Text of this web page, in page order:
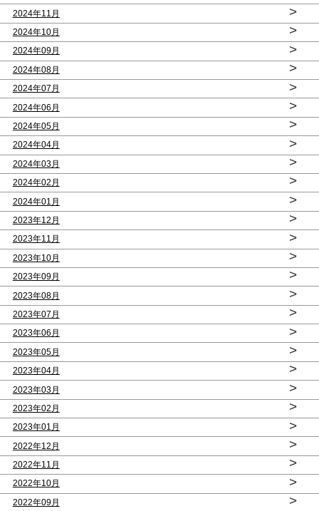
2024年11月 >
2024年10月 >
2024年09月 >
2024年08月 >
2024年07月 >
2024年06月 >
2024年05月 >
2024年04月 >
2024年03月 >
2024年02月 >
2024年01月 >
2023年12月 >
2023年11月 >
2023年10月 >
2023年09月 >
2023年08月 >
2023年07月 >
2023年06月 >
2023年05月 >
2023年04月 >
2023年03月 >
2023年02月 >
2023年01月 >
2022年12月 >
2022年11月 >
2022年10月 >
2022年09月 >